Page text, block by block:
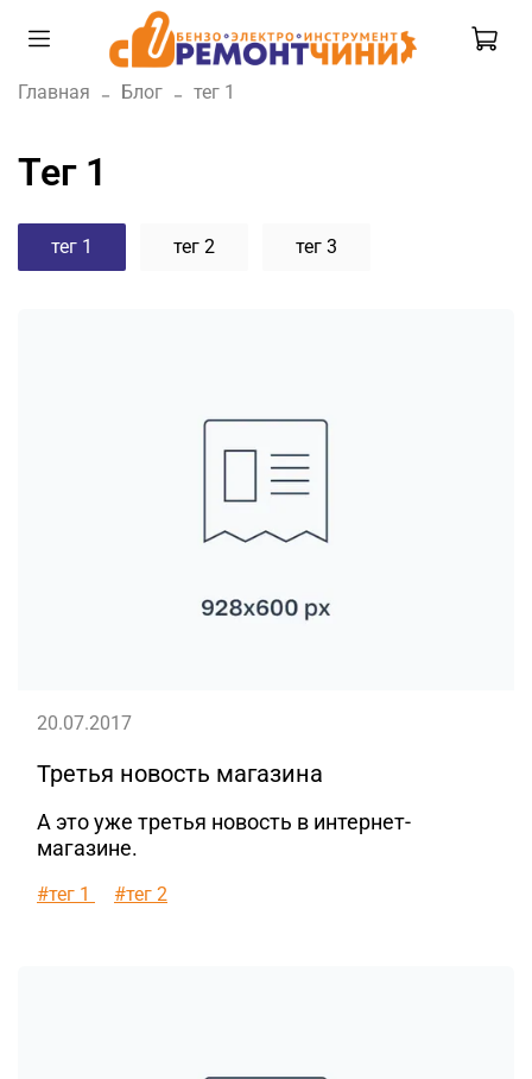
Главная Блог тег 1
тег 1
тег 1 тег 2 тег 3
Третья новость магазина
А это уже третья новость в интернет-
магазине.
20.07.2017
#тег 1 #тег 2